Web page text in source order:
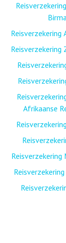
Reisverzekering
Reisverzekering
Afrikaanse
Reisverzekering